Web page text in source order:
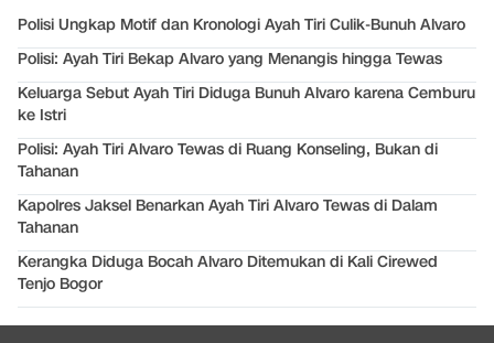
Polisi Ungkap Motif dan Kronologi Ayah Tiri Culik-Bunuh Alvaro
Polisi: Ayah Tiri Bekap Alvaro yang Menangis hingga Tewas
Keluarga Sebut Ayah Tiri Diduga Bunuh Alvaro karena Cemburu
ke Istri
Polisi: Ayah Tiri Alvaro Tewas di Ruang Konseling, Bukan di
Tahanan
Kapolres Jaksel Benarkan Ayah Tiri Alvaro Tewas di Dalam
Tahanan
Kerangka Diduga Bocah Alvaro Ditemukan di Kali Cirewed
Tenjo Bogor